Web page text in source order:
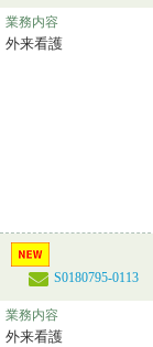
業務内容
外来看護
S0180795-0113
業務内容
外来看護